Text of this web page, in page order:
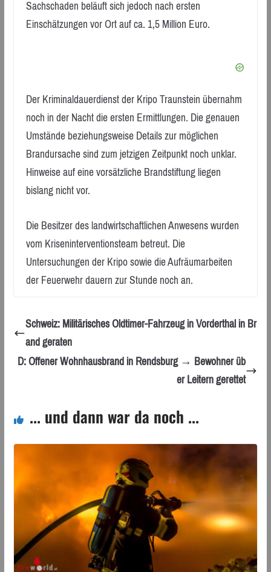
Sachschaden beläuft sich jedoch nach ersten
Einschätzungen vor Ort auf ca. 1,5 Million Euro.
Der Kriminaldauerdienst der Kripo Traunstein übernahm
noch in der Nacht die ersten Ermittlungen. Die genauen
Umstände beziehungsweise Details zur möglichen
Brandursache sind zum jetzigen Zeitpunkt noch unklar.
Hinweise auf eine vorsätzliche Brandstiftung liegen
bislang nicht vor.
Die Besitzer des landwirtschaftlichen Anwesens wurden
vom Kriseninterventionsteam betreut. Die
Untersuchungen der Kripo sowie die Aufräumarbeiten
der Feuerwehr dauern zur Stunde noch an.
Schweiz: Militärisches Oldtimer-Fahrzeug in Vorderthal in Br
and geraten
D: Offener Wohnhausbrand in Rendsburg → Bewohner üb
er Leitern gerettet
... und dann war da noch ...